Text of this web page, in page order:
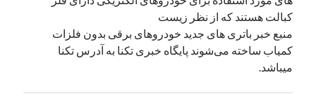
اکتبر 2023
سپتامبر 2023
آگوست 2023
جولای 2023
دسامبر 2022
کبالت هستند که از نظر زیست
منبع خبر باتری های جدید خودروهای برقی بدون فلزات
کمیاب ساخته می‌شوند پایگاه خبری تکنا به آدرس تکنا
میباشد.